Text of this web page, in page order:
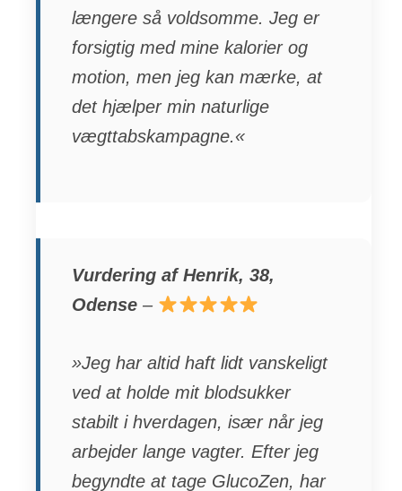
længere så voldsomme. Jeg er
forsigtig med mine kalorier og
motion, men jeg kan mærke, at
det hjælper min naturlige
vægttabskampagne.«
Vurdering af Henrik, 38,
Odense –
»Jeg har altid haft lidt vanskeligt
ved at holde mit blodsukker
stabilt i hverdagen, især når jeg
arbejder lange vagter. Efter jeg
begyndte at tage GlucoZen, har